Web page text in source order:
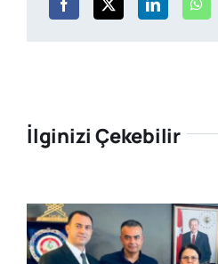
İlginizi Çekebilir